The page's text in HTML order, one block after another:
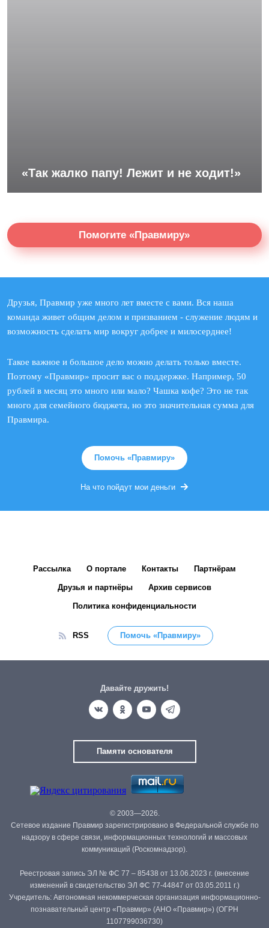
«Так жалко папу! Лежит и не ходит!»
Помогите «Правмиру»
Друзья, Правмир уже много лет вместе с вами. Вся наша
команда живет общим делом и призванием - служение людям и
возможность сделать мир вокруг добрее и милосерднее!
Такое важное и большое дело можно делать только вместе.
Поэтому «Правмир» просит вас о поддержке. Например, 50
рублей в месяц это много или мало? Чашка кофе? Это не так
много для семейного бюджета, но это значительная сумма для
Правмира.
Помочь «Правмиру»
На что пойдут мои деньги
Рассылка О портале Контакты Партнёрам
Друзья и партнёры Архив сервисов
Политика конфиденциальности
RSS Помочь «Правмиру»
Давайте дружить!
Памяти основателя
© 2003—2026.
Сетевое издание Правмир зарегистрировано в Федеральной службе по
надзору в сфере связи, информационных технологий и массовых
коммуникаций (Роскомнадзор).
Реестровая запись ЭЛ № ФС 77 – 85438 от 13.06.2023 г. (внесение
изменений в свидетельство ЭЛ ФС 77-44847 от 03.05.2011 г.)
Учредитель: Автономная некоммерческая организация информационно-
познавательный центр «Правмир» (АНО «Правмир») (ОГРН
1107799036730)